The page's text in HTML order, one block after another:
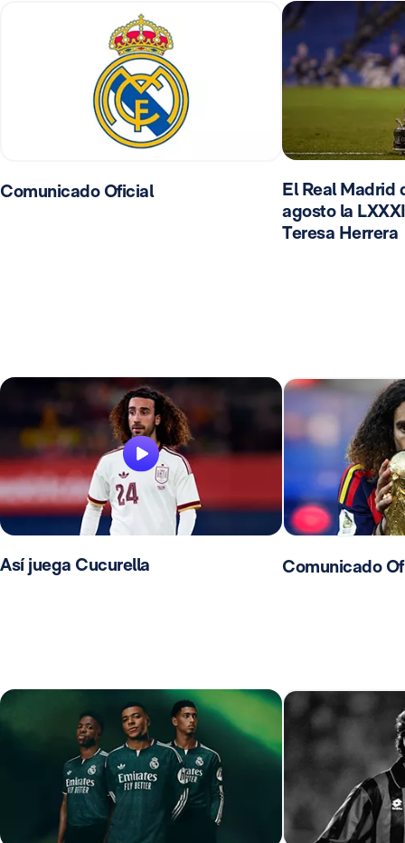
Comunicado Oficial
El Real Madrid
agosto la
Teresa Herrera
Así juega Cucurella Comunicado